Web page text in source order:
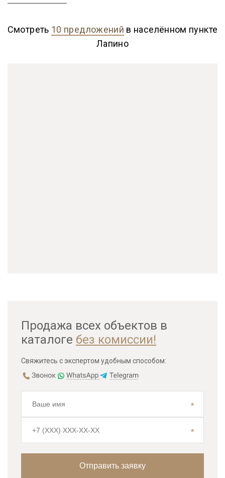
Смотреть 10 предложений в населённом пункте
Лапино
Продажа всех объектов в
каталоге без комиссии!
Свяжитесь с экспертом удобным способом: